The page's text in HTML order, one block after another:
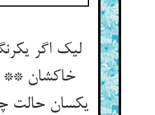
لیک اگر
خاکشان **
یکسان حالت